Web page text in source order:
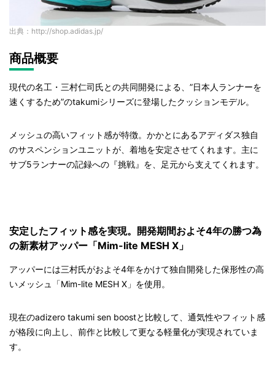
出典：http://shop.adidas.jp/
商品概要
現代の名工・三村仁司氏との共同開発による、”日本人ランナーを
速くするため”のtakumiシリーズに登場したクッションモデル。
メッシュの高いフィット感が特徴。かかとにあるアディダス独自
のサスペンションユニットが、着地を安定させてくれます。主に
サブ5ランナーの記録への『挑戦』を、足元から支えてくれます。
安定したフィット感を実現。開発期間およそ4年の勝つ為
の新素材アッパー「Mim-lite MESH X」
アッパーには三村氏がおよそ4年をかけて独自開発した保形性の高
いメッシュ「Mim-lite MESH X」を使用。
現在のadizero takumi sen boostと比較して、通気性やフィット感
が格段に向上し、前作と比較して更なる軽量化が実現されていま
す。